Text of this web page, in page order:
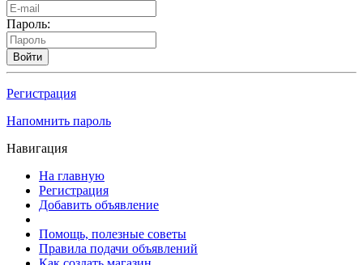
Пароль:
Войти
Регистрация
Напомнить пароль
Навигация
На главную
Регистрация
Добавить объявление
Помощь, полезные советы
Правила подачи объявлений